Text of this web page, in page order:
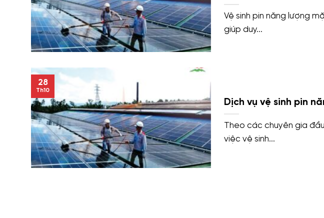
Vệ sinh pin năng lượng
giúp duy...
Dịch vụ vệ sinh pin
Theo các chuyên gia
việc vệ sinh...
28
Th10